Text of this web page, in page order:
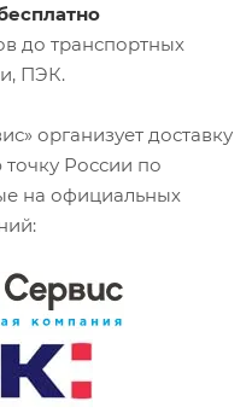
до транспортных
ПЭК.
организует доставку
России по
на официальных